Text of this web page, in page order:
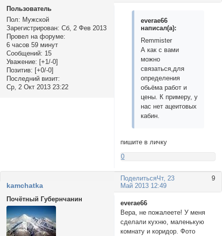
Пользователь
Пол: Мужской
Зарегистрирован: Сб, 2 Фев 2013
Провел на форуме:
6 часов 59 минут
Сообщений: 15
Уважение: [+1/-0]
Позитив: [+0/-0]
Последний визит:
Ср, 2 Окт 2013 23:22
everae66
написал(а):
Remmister
А как с вами
можно
связаться,для
определения
обьёма работ и
цены. К примеру, у
нас нет ацеитовых
кабин.
пишите в личку
0
Поделиться 9
Чт, 23
Май 2013 12:49
kamchatka
Почётный Губернчанин
everae66
Вера, не пожалеете! У меня
сделали кухню, маленькую
комнату и коридор. Фото